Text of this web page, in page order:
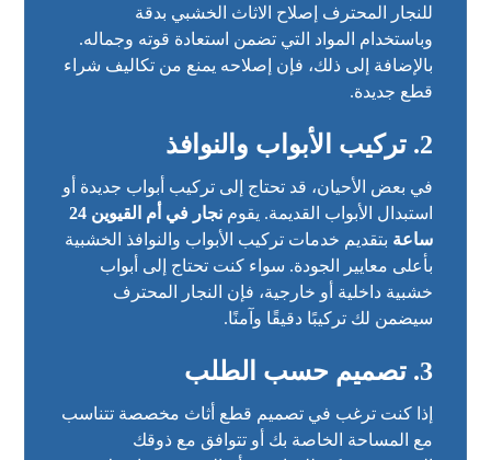
للنجار المحترف إصلاح الاثاث الخشبي بدقة
وباستخدام المواد التي تضمن استعادة قوته وجماله.
بالإضافة إلى ذلك، فإن إصلاحه يمنع من تكاليف شراء
قطع جديدة.
2. تركيب الأبواب والنوافذ
في بعض الأحيان، قد تحتاج إلى تركيب أبواب جديدة أو
استبدال الأبواب القديمة. يقوم
نجار في أم القيوين 24
ساعة بتقديم خدمات تركيب الأبواب والنوافذ الخشبية
بأعلى معايير الجودة. سواء كنت تحتاج إلى أبواب
خشبية داخلية أو خارجية، فإن النجار المحترف
سيضمن لك تركيبًا دقيقًا وآمنًا.
3. تصميم حسب الطلب
إذا كنت ترغب في تصميم قطع أثاث مخصصة تتناسب
مع المساحة الخاصة بك أو تتوافق مع ذوقك